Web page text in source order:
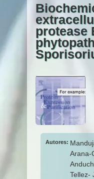
protease
Autores:
Arana-
Tellez-